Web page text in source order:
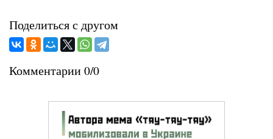
Поделиться с другом
Комментарии 0/0